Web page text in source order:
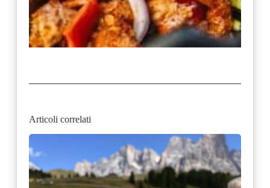
Articoli correlati